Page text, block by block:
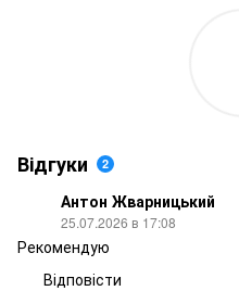
Відгуки 2
Антон Жварницький
25.07.2026 в 17:08
Рекомендую
Відповісти